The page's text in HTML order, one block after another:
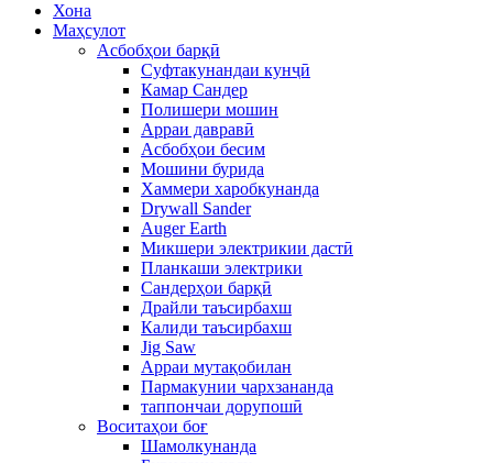
Хона
Маҳсулот
Асбобҳои барқӣ
Суфтакунандаи кунҷӣ
Камар Сандер
Полишери мошин
Арраи давравӣ
Асбобҳои бесим
Мошини бурида
Хаммери харобкунанда
Drywall Sander
Auger Earth
Микшери электрикии дастӣ
Планкаши электрики
Сандерҳои барқӣ
Драйли таъсирбахш
Калиди таъсирбахш
Jig Saw
Арраи мутақобилан
Пармакунии чархзананда
таппончаи дорупошӣ
Воситаҳои боғ
Шамолкунанда